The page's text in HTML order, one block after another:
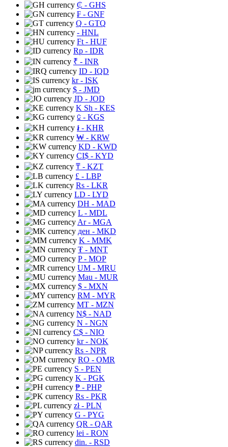
₵ - GHS
₣ - GNF
Q - GTQ
- HNL
Ft - HUF
Rp - IDR
₹ - INR
ID - IQD
kr- ISK
$ - JMD
JD - JOD
K Sh - KES
⃀ - KGS
៛ - KHR
₩ - KRW
KD - KWD
CI$ - KYD
₸ - KZT
£ - LBP
Rs - LKR
LD - LYD
DH - MAD
L - MDL
Ar- MGA
ден - MKD
K - MMK
₮ - MNT
P- MOP
UM - MRU
Mau - MUR
$ - MXN
RM - MYR
MT - MZN
N$ - NAD
N - NGN
C$ - NIO
kr- NOK
Rs - NPR
RO - OMR
S - PEN
K - PGK
₱ - PHP
Rs - PKR
zł- PLN
G - PYG
QR - QAR
lei - RON
din. - RSD